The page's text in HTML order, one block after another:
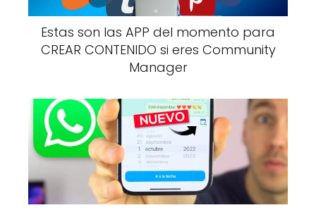
Estas son las APP del momento para
CREAR CONTENIDO si eres Community
Manager